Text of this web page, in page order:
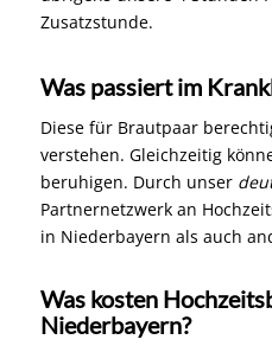
Zusatzstunde.
Was passiert im
Diese für Brautpaar
verstehen. Gleichzeitig
beruhigen. Durch unser
Partnernetzwerk an
in Niederbayern als auch
Was kosten
Niederbayern?